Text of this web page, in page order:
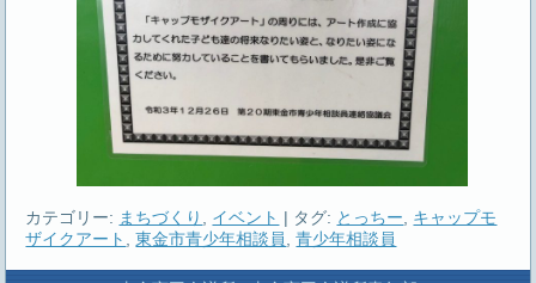
カテゴリー: まちづくり イベント | タグ: とっちー
キャップモ
ザイクアート
,東金市青少年相談員 ,青少年相談員